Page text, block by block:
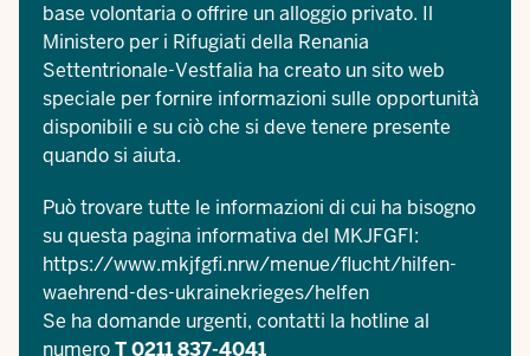
base volontaria o offrire un alloggio privato. Il
Ministero per i Rifugiati della Renania
Settentrionale-Vestfalia ha creato un sito web
speciale per fornire informazioni sulle opportunità
disponibili e su ciò che si deve tenere presente
quando si aiuta.
Può trovare tutte le informazioni di cui ha bisogno
su questa pagina informativa del MKJFGFI:
https://www.mkjfgfi.nrw/menue/flucht/hilfen-
waehrend-des-ukrainekrieges/helfen
Se ha domande urgenti, contatti la hotline al
numeroT 0211 837-4041